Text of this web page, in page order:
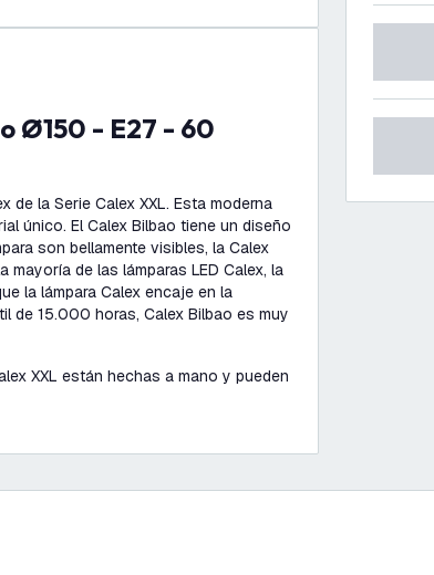
de la Serie Calex XXL. Esta moderna
único. El Calex Bilbao tiene un diseño
son bellamente visibles, la Calex
mayoría de las lámparas LED Calex, la
la lámpara Calex encaje en la
de 15.000 horas, Calex Bilbao es muy
XXL están hechas a mano y pueden